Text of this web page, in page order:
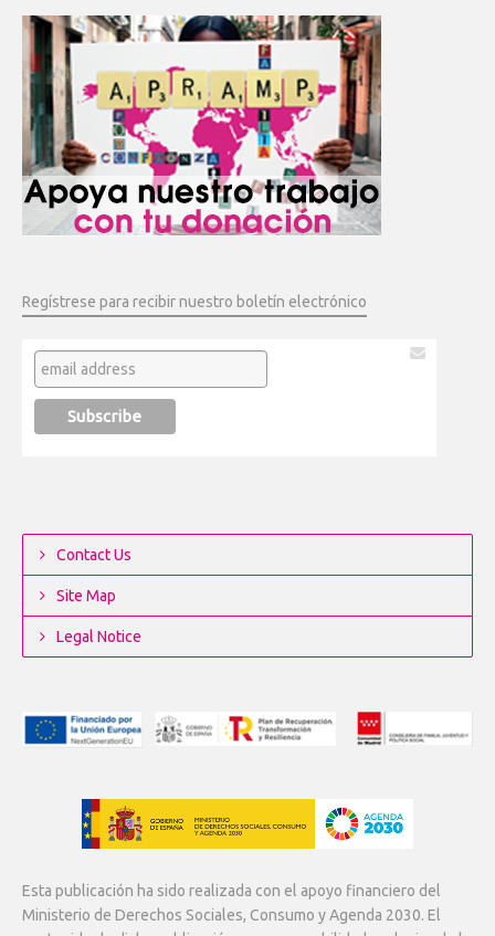
Regístrese para recibir nuestro boletín electrónico
Contact Us
Site Map
Legal Notice
Esta publicación ha sido realizada con el apoyo financiero del
Ministerio de Derechos Sociales, Consumo y Agenda 2030. El